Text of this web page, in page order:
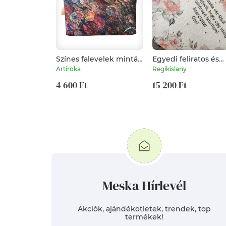
Színes falevelek mintás
VÍZÁLLÓ, kosztaszító
szemüvegtok vagy
mobiltok - SZETT -
Artiroka
4 600 Ft
Egyedi feliratos és
mintás díszdoboz,
nyugdíjba vonulásra.
Regikislany
15 200 Ft
Meska Hírlevél
Akciók, ajándékötletek, trendek, top
termékek!